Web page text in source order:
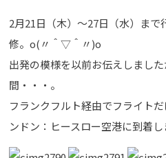
2月21日（木）～27日（水）ま
修。o(〃＾▽＾〃)o
出発の模様を以前お伝えしまし
間・・・。
フランクフルト経由でフライト
ンドン：ヒースロー空港に到着